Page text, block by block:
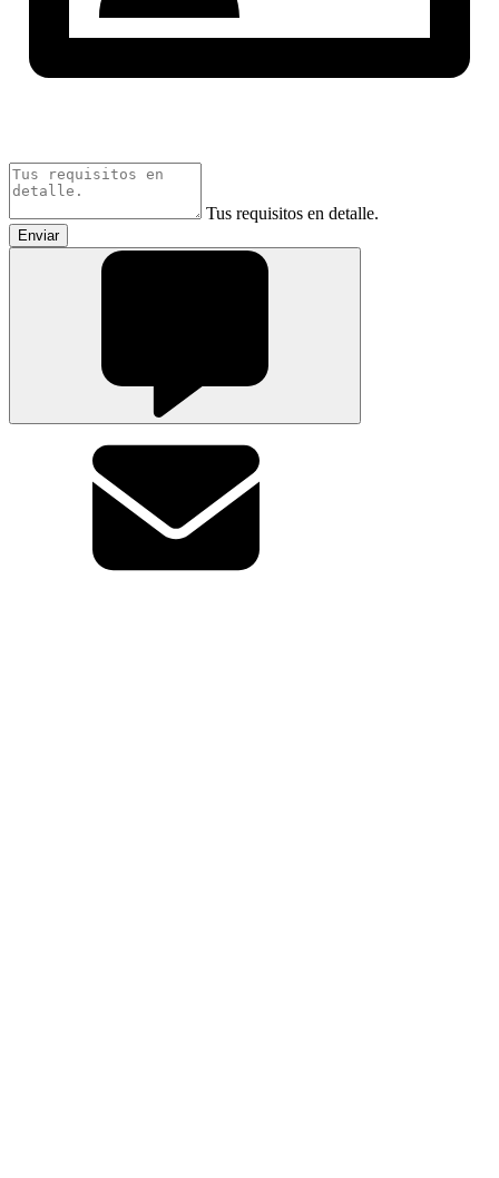
Tus requisitos en detalle.
Enviar